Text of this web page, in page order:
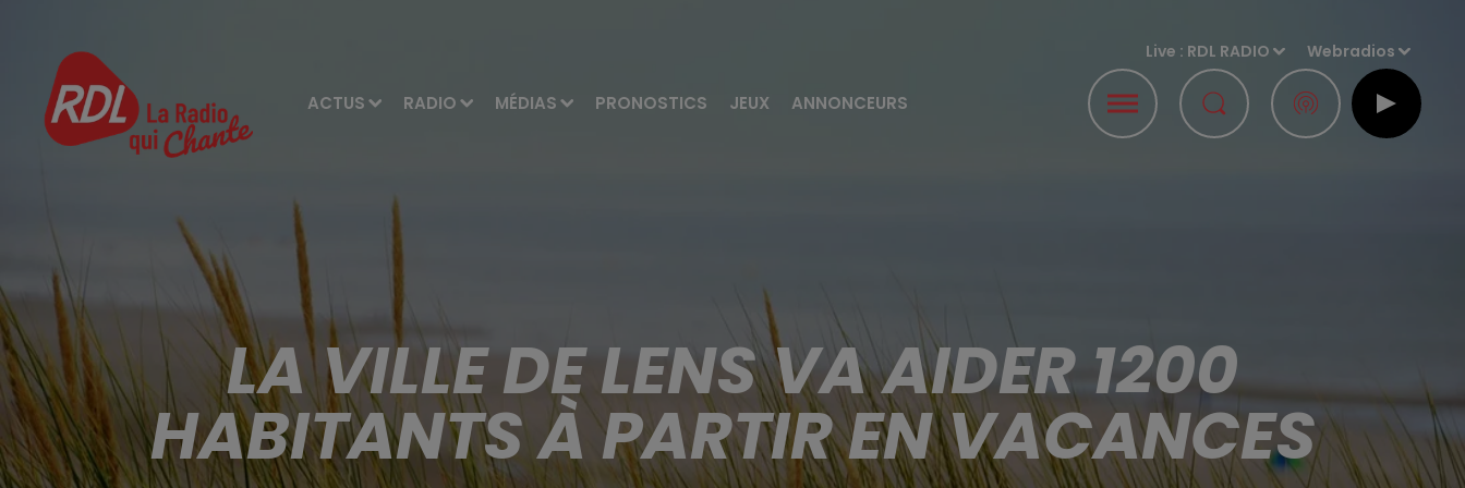
ACTUS RADIO MÉDIAS PRONOSTICS JEUX ANNONCEURS
Live : RDL RADIO Webradios
LA VILLE DE LENS VA AIDER 1200
HABITANTS À PARTIR EN VACANCES